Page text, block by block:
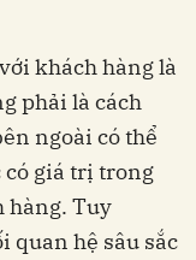
khách hàng là
phải là cách
ngoài có thể
có giá trị trong
hàng. Tuy
quan hệ sâu sắc